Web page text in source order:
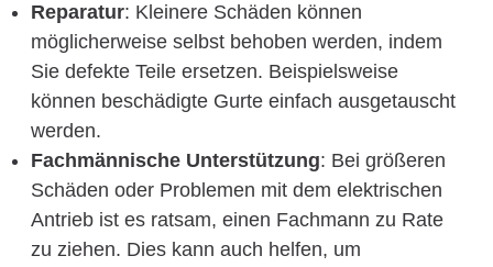
Reparatur: Kleinere Schäden können
möglicherweise selbst behoben werden, indem
Sie defekte Teile ersetzen. Beispielsweise
können beschädigte Gurte einfach ausgetauscht
werden.
Fachmännische Unterstützung: Bei größeren
Schäden oder Problemen mit dem elektrischen
Antrieb ist es ratsam, einen Fachmann zu Rate
zu ziehen. Dies kann auch helfen, um